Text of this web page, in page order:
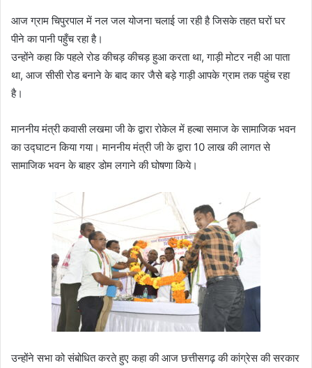
आज ग्राम चिपुरपाल में नल जल योजना चलाई जा रही है जिसके तहत घरों घर
पीने का पानी पहुँच रहा है।
उन्होंने कहा कि पहले रोड कीचड़ कीचड़ हुआ करता था, गाड़ी मोटर नही आ पाता
था, आज सीसी रोड बनाने के बाद कार जैसे बड़े गाड़ी आपके ग्राम तक पहुंच रहा
है।
माननीय मंत्री कवासी लखमा जी के द्वारा रोकेल में हल्बा समाज के सामाजिक भवन
का उद्घाटन किया गया। माननीय मंत्री जी के द्वारा 10 लाख की लागत से
सामाजिक भवन के बाहर डोम लगाने की घोषणा किये।
उन्होंने सभा को संबोधित करते हुए कहा की आज छत्तीसगढ़ की कांग्रेस की सरकार